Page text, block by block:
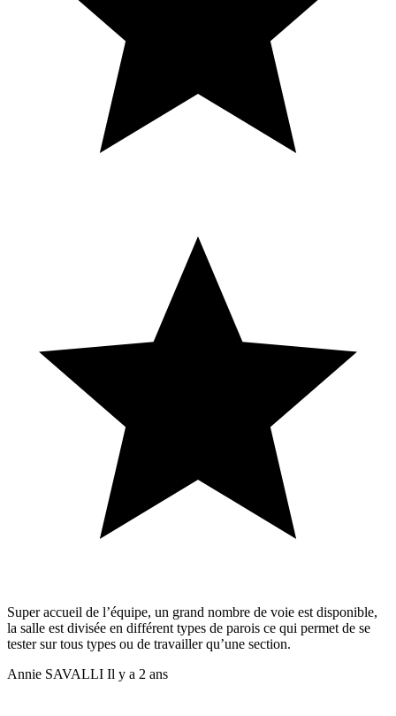
Super accueil de l’équipe, un grand nombre de voie est disponible,
la salle est divisée en différent types de parois ce qui permet de se
tester sur tous types ou de travailler qu’une section.
Annie SAVALLI Il y a 2 ans